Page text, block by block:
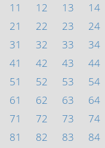
11
12 13 14
21
22 23 24
31
32 33 34
41
42 43 44
51
52 53 54
61
62 63 64
71
72 73 74
81
82 83 84